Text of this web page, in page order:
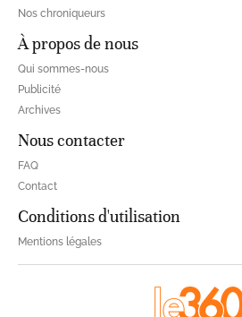
Nos chroniqueurs
À propos de nous
Qui sommes-nous
Publicité
Archives
Nous contacter
FAQ
Contact
Conditions d'utilisation
Mentions légales